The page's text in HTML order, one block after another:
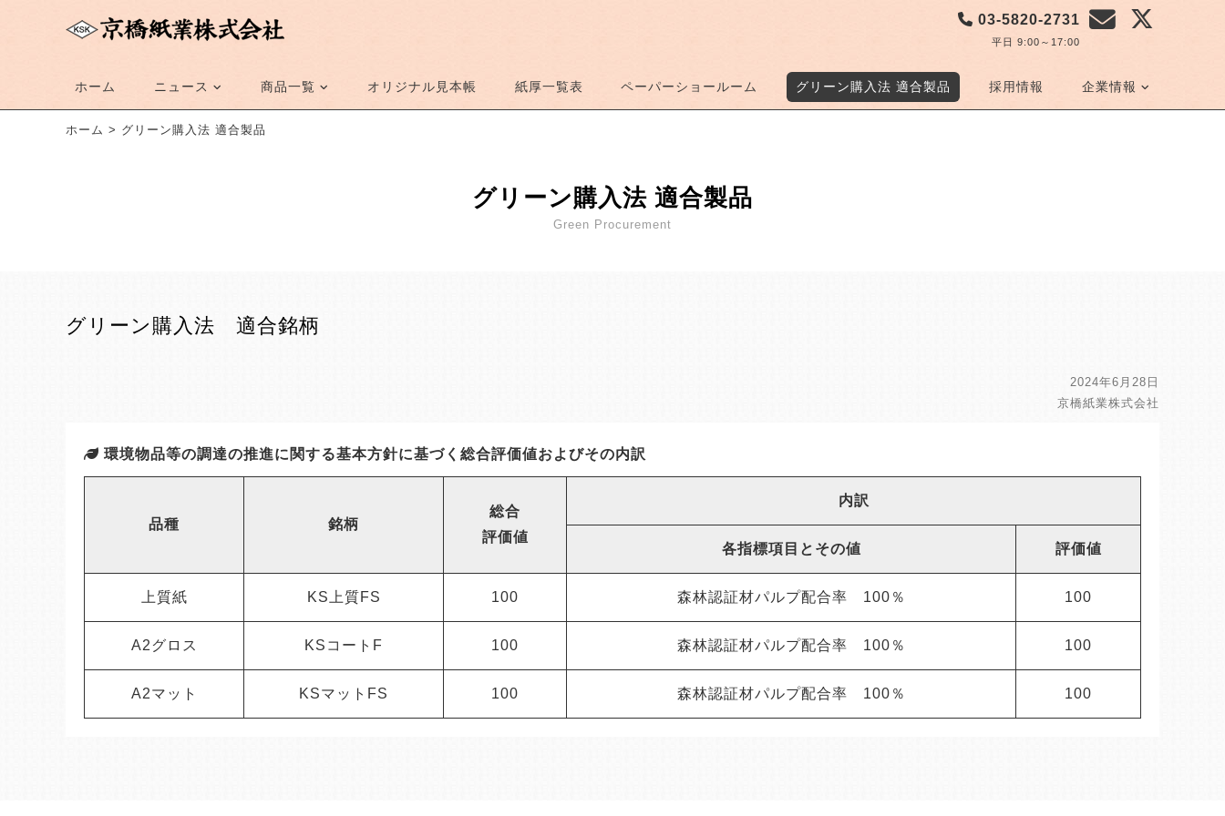
03-5820-2731
平日 9:00～17:00
ホーム ニュース 商品一覧 オリジナル見本帳 紙厚一覧表 ペーパーショールーム グリーン購入法 適合製品 採用情報 企業情報
ホーム > グリーン購入法 適合製品
グリーン購入法 適合製品
Green Procurement
グリーン購入法 適合銘柄
2024年6月28日
京橋紙業株式会社
環境物品等の調達の推進に関する基本方針に基づく総合評価値およびその内訳
品種 銘柄
総合
評価値
内訳
各指標項目とその値 評価値
上質紙 KS上質FS 100 森林認証材パルプ配合率 100％ 100
A2グロス KSコートF 100 森林認証材パルプ配合率 100％ 100
A2マット KSマットFS 100 森林認証材パルプ配合率 100％ 100